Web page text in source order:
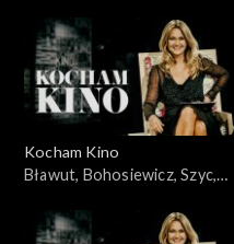
Kocham Kino
Bławut, Bohosiewicz, Szyc,